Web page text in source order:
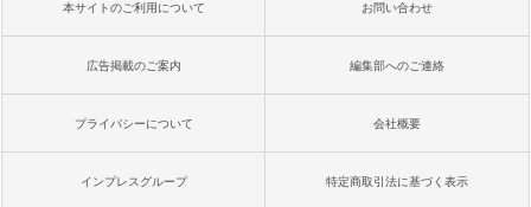
本サイトのご利用について お問い合わせ
広告掲載のご案内 編集部へのご連絡
プライバシーについて 会社概要
インプレスグループ 特定商取引法に基づく表示